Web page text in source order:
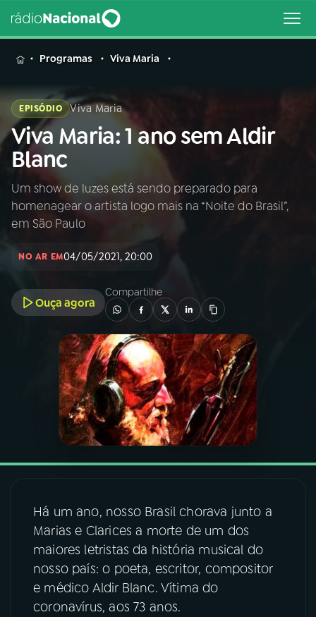
MENU
Buscar
na
Rádio
Nacional
AO VIVO
01INÍCIO
02A RÁDIO
PROGRAMAÇÃO
PROGRAMAS
PODCASTS
07 ÚLTIMAS
FESTIVAL DE MÚSICA
Programas Viva Maria
EPISÓDIO Viva Maria
Viva Maria: 1 ano sem Aldir
Blanc
Um show de luzes está sendo preparado para
homenagear o artista logo mais na “Noite do Brasil”,
em São Paulo
NO AR EM04/05/2021, 20:00
Ouça agora
Compartilhe
Há um ano, nosso Brasil chorava junto a
Marias e Clarices a morte de um dos
maiores letristas da história musical do
nosso país: o poeta, escritor, compositor
e médico Aldir Blanc. Vítima do
coronavírus, aos 73 anos.